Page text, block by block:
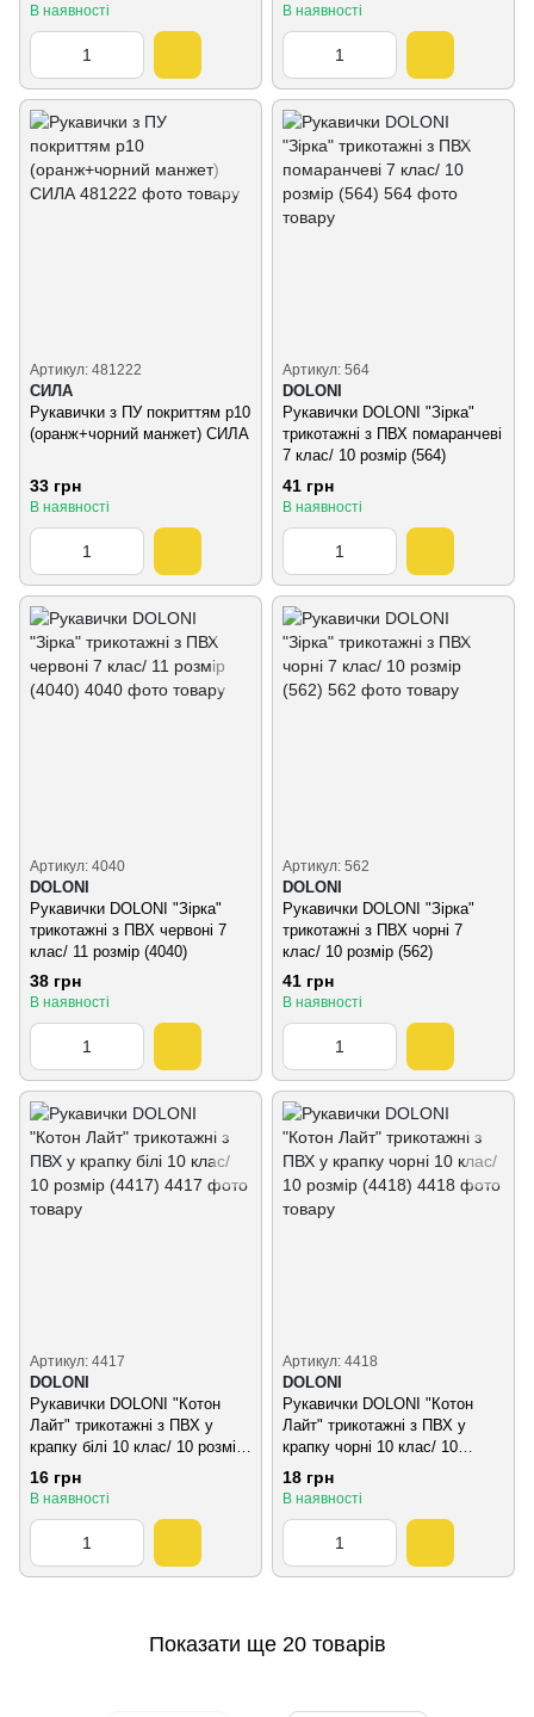
В наявності В наявності
Артикул: 481222
СИЛА
Рукавички з ПУ покриттям р10
(оранж+чорний манжет) СИЛА
33 грн
В наявності
Артикул: 564
DOLONI
Рукавички DOLONI "Зірка"
трикотажні з ПВХ помаранчеві
7 клас/ 10 розмір (564)
41 грн
В наявності
Артикул: 4040
DOLONI
Рукавички DOLONI "Зірка"
трикотажні з ПВХ червоні 7
клас/ 11 розмір (4040)
38 грн
В наявності
Артикул: 562
DOLONI
Рукавички DOLONI "Зірка"
трикотажні з ПВХ чорні 7
клас/ 10 розмір (562)
41 грн
В наявності
Артикул: 4417
DOLONI
Рукавички DOLONI "Котон
Лайт" трикотажні з ПВХ у
крапку білі 10 клас/ 10 розмір
(4417)
16 грн
В наявності
Артикул: 4418
DOLONI
Рукавички DOLONI "Котон
Лайт" трикотажні з ПВХ у
крапку чорні 10 клас/ 10
розмір (4418)
18 грн
В наявності
Показати ще 20 товарів